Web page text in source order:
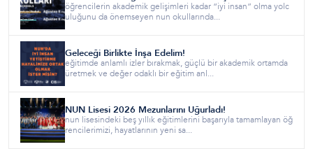
öğrencilerin akademik gelişimleri kadar “iyi insan” olma yolc
uluğunu da önemseyen nun okullarında...
Geleceği Birlikte İnşa Edelim!
eğitimde anlamlı izler bırakmak, güçlü bir akademik ortamda
üretmek ve değer odaklı bir eğitim anl...
NUN Lisesi 2026 Mezunlarını Uğurladı!
nun lisesindeki beş yıllık eğitimlerini başarıyla tamamlayan öğ
rencilerimizi, hayatlarının yeni sa...